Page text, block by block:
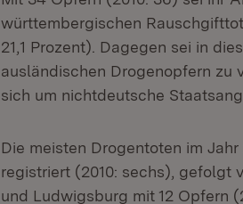
württembergischen
21,1 Prozent). Dagegen sei in
ausländischen Drogenopfern zu
sich um nichtdeutsche
Die meisten Drogentoten im
registriert (2010: sechs), gefolgt
und Ludwigsburg mit 12 Opfern